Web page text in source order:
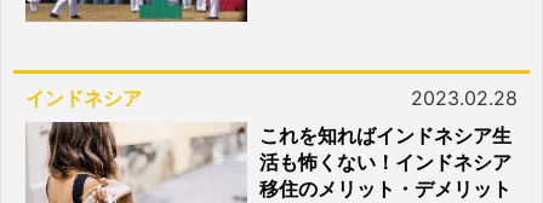
インドネシア
2023.02.28
これを知ればインドネシア生
活も怖くない！インドネシア
移住のメリット・デメリット